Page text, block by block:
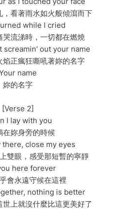
，看著雨水如火般傾瀉而下
while I cried
哭流涕時，一切都在燃燒
screamin' out your name
焰正瘋狂嘶吼著妳的名字
name
妳的名字
[Verse 2]
I lay with you
在妳身旁的時候
there, close my eyes
雙眼，感受那短暫的寧靜
here forever
會永遠守候在這裡
nothing is better
世上就沒什麼比這更美好了